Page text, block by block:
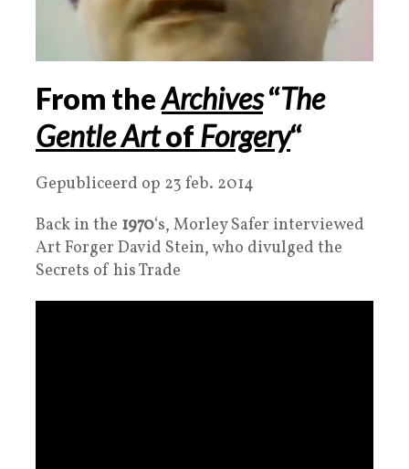
From theArchives“The
GentleArtof Forgery“
Gepubliceerd op 23 feb. 2014
Back in the 1970‘s, Morley Safer interviewed
Art Forger David Stein, who divulged the
Secrets of his Trade